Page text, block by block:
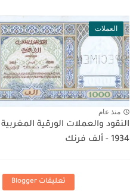
العملات
منذ عام
النقود والعملات الورقية المغربية
1934 - ألف فرنك
تعليقات Blogger